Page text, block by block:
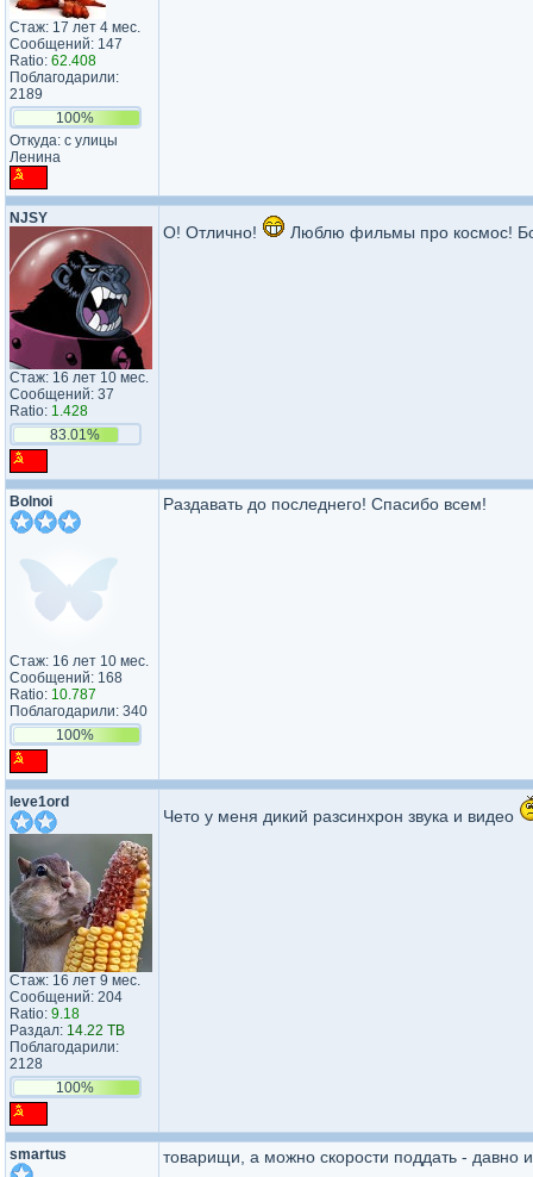
Стаж: 17 лет 4 мес.
Сообщений: 147
Ratio: 62.408
Поблагодарили:
2189
100%
Откуда: с улицы
Ленина
NJSY
Стаж: 16 лет 10 мес.
Сообщений: 37
Ratio: 1.428
83.01%
О! Отлично! Люблю фильмы про космос!
Bolnoi
Стаж: 16 лет 10 мес.
Сообщений: 168
Ratio: 10.787
Поблагодарили: 340
100%
Раздавать до последнего! Спасибо всем!
leve1ord
Стаж: 16 лет 9 мес.
Сообщений: 204
Ratio: 9.18
Раздал: 14.22 TB
Поблагодарили:
2128
100%
Чето у меня дикий разсинхрон звука и видео
smartus товарищи, а можно скорости поддать - давно